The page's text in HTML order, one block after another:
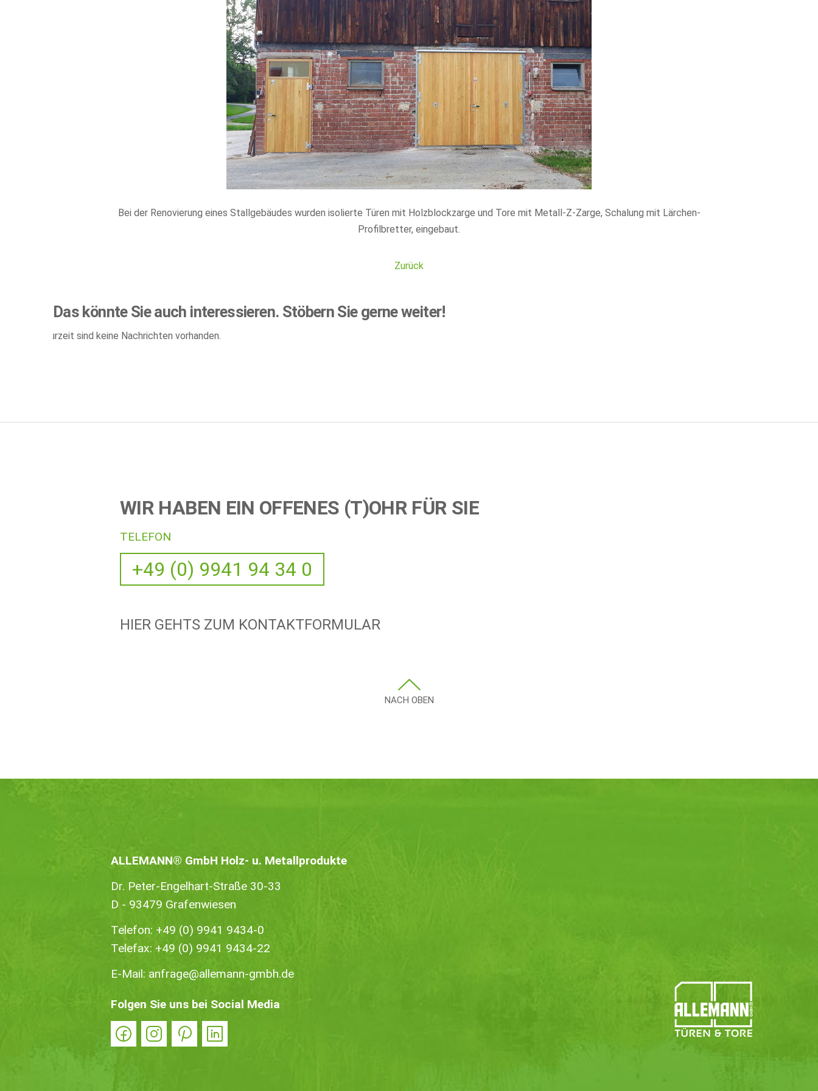
Bei der Renovierung eines Stallgebäudes wurden isolierte Türen mit Holzblockzarge und Tore mit Metall-Z-Zarge, Schalung mit Lärchen-
Profilbretter, eingebaut.
Zurück
Das könnte Sie auch interessieren. Stöbern Sie gerne weiter!
Zurzeit sind keine Nachrichten vorhanden.
WIR HABEN EIN OFFENES (T)OHR FÜR SIE
TELEFON
+49 (0) 9941 94 34 0
HIER GEHTS ZUM KONTAKTFORMULAR
NACH OBEN
ALLEMANN® GmbH Holz- u. Metallprodukte
Dr. Peter-Engelhart-Straße 30-33
D - 93479 Grafenwiesen
Telefon: +49 (0) 9941 9434-0
Telefax: +49 (0) 9941 9434-22
E-Mail: anfrage@allemann-gmbh.de
Folgen Sie uns bei Social Media